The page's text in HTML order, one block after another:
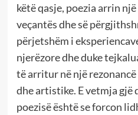
këtë qasje, poezia arrin
veçantës dhe së
përjetshëm i
njerëzore dhe duke
të arritur në një
dhe artistike. E vetmja gjë
poezisë është se forcon